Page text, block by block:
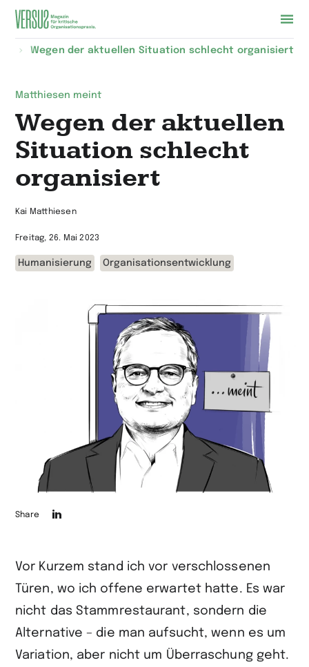
Zur
Wegen der aktuellen Situation schlecht organisiert
Matthiesen meint
Wegen der aktuellen
Situation schlecht
organisiert
Kai Matthiesen
Freitag, 26. Mai 2023
Humanisierung Organisationsentwicklung
auf
LinkedIn
teilen
Share
Vor Kurzem stand ich vor verschlossenen
Türen, wo ich offene erwartet hatte. Es war
nicht das Stammrestaurant, sondern die
Alternative – die man aufsucht, wenn es um
Variation, aber nicht um Überraschung geht.